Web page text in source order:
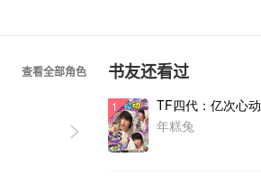
查看全部角色
>
书友还看过
1
TF四代：亿次心动
年糕兔